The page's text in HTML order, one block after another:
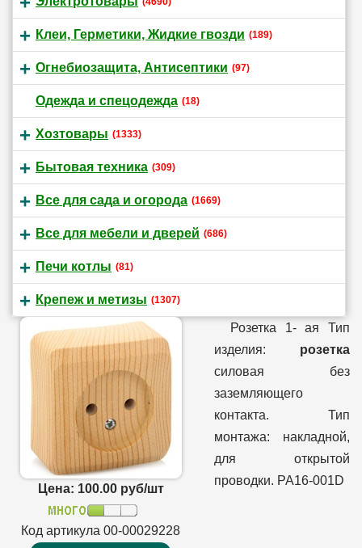
Клеи, Герметики, Жидкие гвозди (189)
Огнебиозащита, Антисептики (97)
Одежда и спецодежда (18)
Хозтовары (1333)
Бытовая техника (309)
Все для сада и огорода (1669)
Все для мебели и дверей (686)
Печи котлы (81)
Крепеж и метизы (1307)
Цена: 100.00 руб/шт
Код артикула 00-00029228
Розетка 1- ая Тип
изделия: розетка
силовая без
заземляющего
контакта. Тип
монтажа: накладной,
для открытой
проводки. PA16-001D